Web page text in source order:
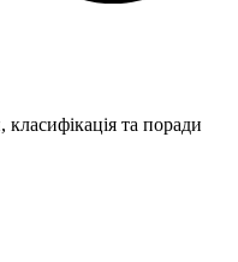
класифікація та поради